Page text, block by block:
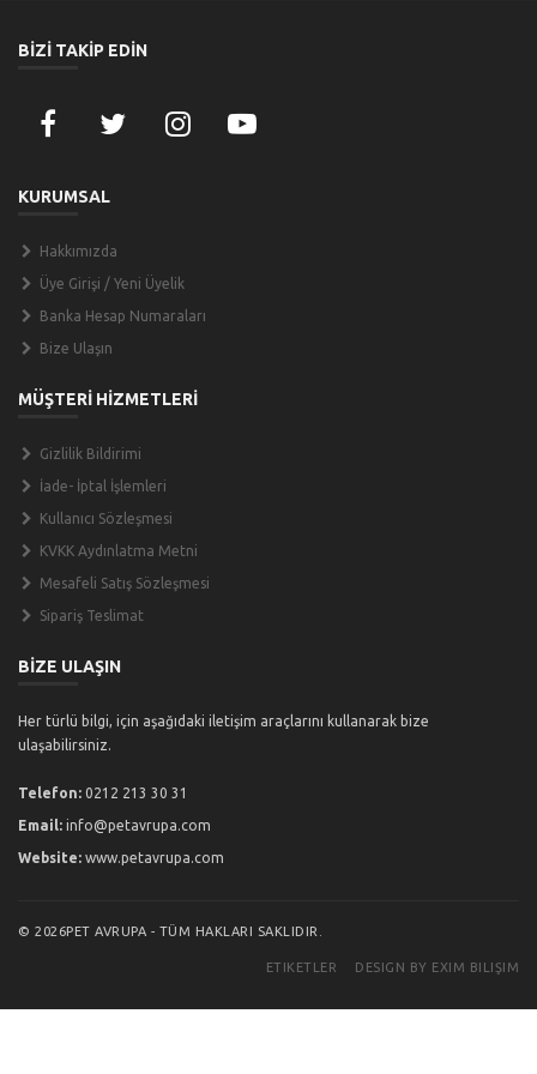
BİZİ TAKİP EDİN
KURUMSAL
Hakkımızda
Üye Girişi / Yeni Üyelik
Banka Hesap Numaraları
Bize Ulaşın
MÜŞTERİ HİZMETLERİ
Gizlilik Bildirimi
İade- İptal İşlemleri
Kullanıcı Sözleşmesi
KVKK Aydınlatma Metni
Mesafeli Satış Sözleşmesi
Sipariş Teslimat
BİZE ULAŞIN
Her türlü bilgi, için aşağıdaki iletişim araçlarını kullanarak bize
ulaşabilirsiniz.
Telefon: 0212 213 30 31
Email: info@petavrupa.com
Website: www.petavrupa.com
© 2026PET AVRUPA - TÜM HAKLARI SAKLIDIR.
ETIKETLER DESIGN BY EXIM BILIŞIM